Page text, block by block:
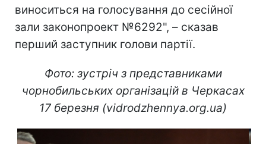
виноситься на голосування до сесійної
зали законопроект №6292", – сказав
перший заступник голови партії.
Фото: зустріч з представниками
чорнобильських організацій в Черкасах
17 березня (vidrodzhennya.org.ua)